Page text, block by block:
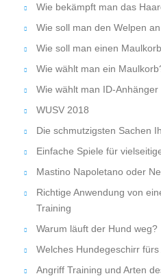
Wie bekämpft man das
Wie soll man den Welpen
Wie soll man einen
Wie wählt man ein
Wie wählt man ID-
WUSV 2018
Die schmutzigsten Sachen
Einfache Spiele für
Mastino Napoletano oder
Richtige Anwendung von
Training
Warum läuft der Hund weg?
Welches Hundegeschirr
Angriff Training und Arten